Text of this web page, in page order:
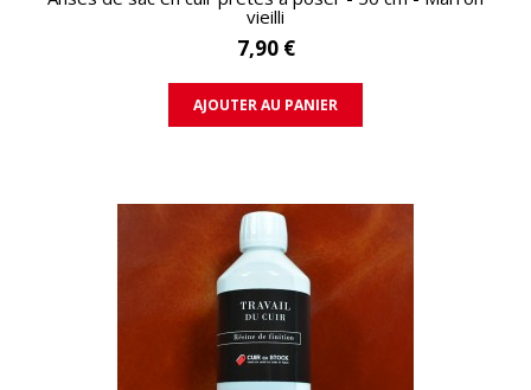
vieilli
7,90 €
AJOUTER AU PANIER